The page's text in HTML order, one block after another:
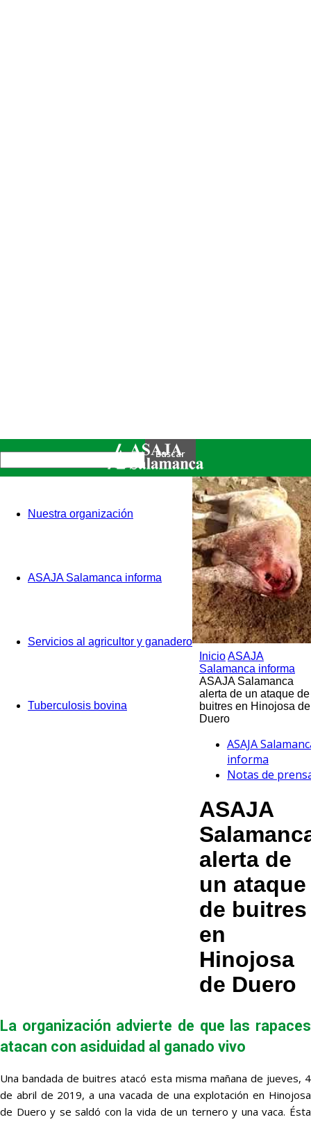
Nuestra organización
ASAJA Salamanca informa
Servicios al agricultor y ganadero
Tuberculosis bovina
InicioASAJA
Salamanca informa
ASAJA Salamanca
alerta de un ataque de
buitres en Hinojosa de
Duero
ASAJA
informa
Notas de
ASAJA
alerta de
un ataque
de buitres
en
Hinojosa
de Duero
La organización advierte de que las rapaces
atacan con asiduidad al ganado vivo
Una bandada de buitres atacó esta misma mañana de jueves, 4
de abril de 2019, a una vacada de una explotación en Hinojosa
de Duero y se saldó con la vida de un ternero y una vaca. Ésta